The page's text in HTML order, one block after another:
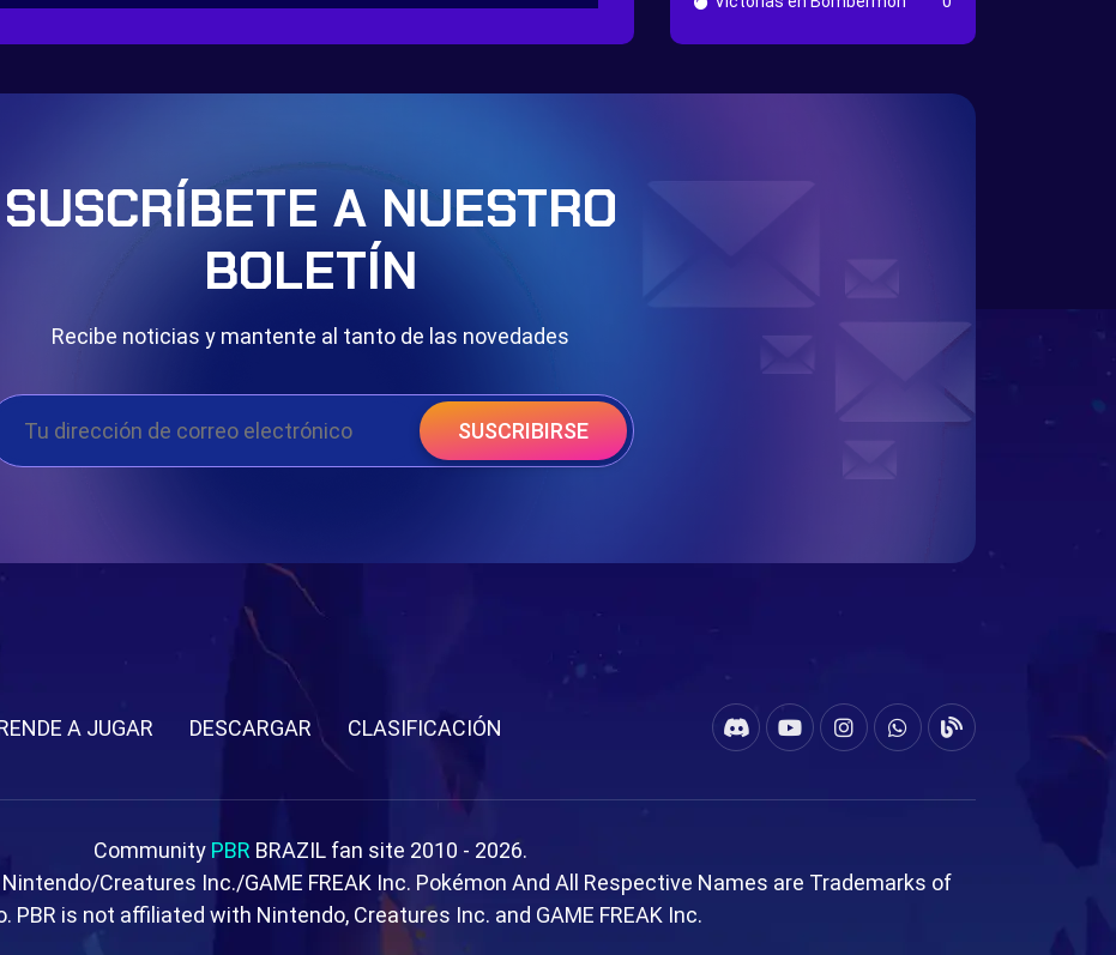
SUSCRÍBETE A NUESTRO
BOLETÍN
Recibe noticias y mantente al tanto de las novedades
SUSCRIBIRSE
A JUGAR DESCARGAR CLASIFICACIÓN
Community PBR BRAZIL fan site 2010 - 2026.
Creatures Inc./GAME FREAK Inc. Pokémon And All Respective Names are Trademarks of
PBR is not affiliated with Nintendo, Creatures Inc. and GAME FREAK Inc.